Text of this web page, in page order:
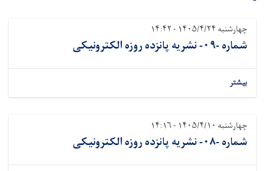
چهارشنبه ۱۴۰۵/۴/۲۴ - ۱۴:۴۲
شماره -۰۹- نشريه پانزده روزه الکترونیکی
بیشتر
چهارشنبه ۱۴۰۵/۴/۱۰ - ۱۴:۱۶
شماره -۰۸- نشريه پانزده روزه الکترونیکی